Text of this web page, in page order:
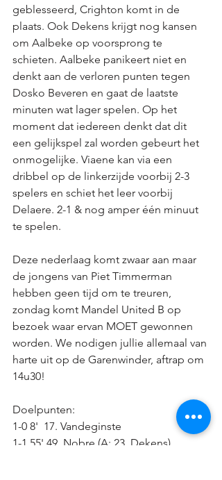
geblesseerd, Crighton komt in de
plaats. Ook Dekens krijgt nog kansen
om Aalbeke op voorsprong te
schieten. Aalbeke panikeert niet en
denkt aan de verloren punten tegen
Dosko Beveren en gaat de laatste
minuten wat lager spelen. Op het
moment dat iedereen denkt dat dit
een gelijkspel zal worden gebeurt het
onmogelijke. Viaene kan via een
dribbel op de linkerzijde voorbij 2-3
spelers en schiet het leer voorbij
Delaere. 2-1 & nog amper één minuut
te spelen.
Deze nederlaag komt zwaar aan maar
de jongens van Piet Timmerman
hebben geen tijd om te treuren,
zondag komt Mandel United B op
bezoek waar ervan MOET gewonnen
worden. We nodigen jullie allemaal van
harte uit op de Garenwinder, aftrap om
14u30!
Doelpunten:
1-0 8'  17. Vandeginste
1-1 55' 49. Nobre (A: 23. Dekens)